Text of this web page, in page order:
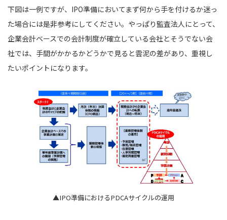
下図は一例ですが、IPO準備においてまず何から手を付けるか迷っ
た場合には是非参考にしてください。やっぱり監査法人にとって、
企業会計ベースでの会計制度が確立している会社とそうでない会
社では、手間がかかるかどうかで見ると雲泥の差があり、重視し
たいポイントになります。
▲IPO準備におけるPDCAサイクルの運用